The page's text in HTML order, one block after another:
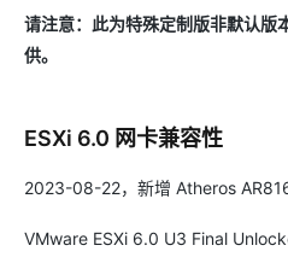
请注意：此为特殊定制版非默认版
供。
ESXi 6.0 网卡兼容性
2023-08-22，新增 Atheros
VMware ESXi 6.0 U3 Final